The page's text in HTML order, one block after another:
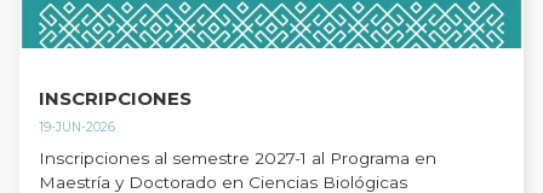
INSCRIPCIONES
19-JUN-2026
Inscripciones al semestre 2027-1 al Programa en
Maestría y Doctorado en Ciencias Biológicas